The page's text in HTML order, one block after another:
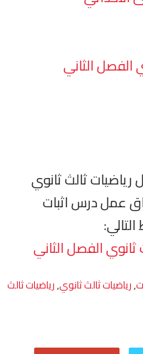
الفصل الثاني
ثالث ثانوي
عمل درس اثبات
الفصل الثاني
,رياضيات ثالث ثانوي,رياضيات ثالث